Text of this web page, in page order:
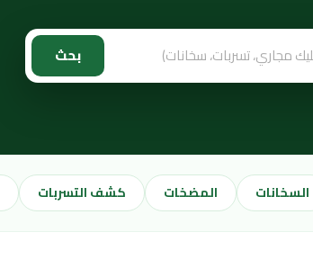
بحث
السخانات المضخات كشف التسربات